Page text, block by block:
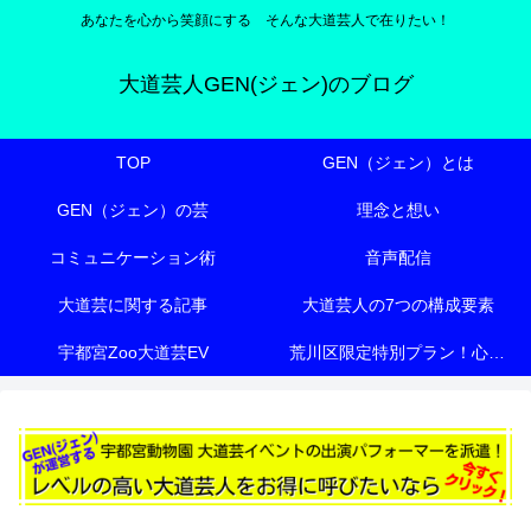
あなたを心から笑顔にする そんな大道芸人で在りたい！
大道芸人GEN(ジェン)のブログ
TOP GEN（ジェン）とは
GEN（ジェン）の芸 理念と想い
コミュニケーション術 音声配信
大道芸に関する記事 大道芸人の7つの構成要素
宇都宮Zoo大道芸EV 荒川区限定特別プラン！心も体も元気にする『有料老人ホーム向け特別エンターテイメント』